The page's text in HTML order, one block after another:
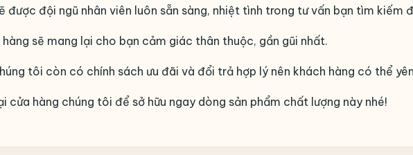
được đội ngũ nhân viên luôn sẵn sàng, nhiệt tình trong tư vấn bạn tìm kiếm
sẽ mang lại cho bạn cảm giác thân thuộc, gần gũi nhất.
tôi còn có chính sách ưu đãi và đổi trả hợp lý nên khách hàng có thể
cửa hàng chúng tôi để sở hữu ngay dòng sản phẩm chất lượng này nhé!